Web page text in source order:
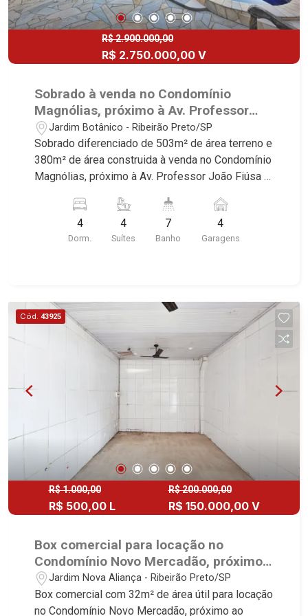
R$ 2.900.000,00
R$ 2.750.000,00 V
Sobrado à venda no Condomínio
Magnólias, próximo à Av. Professor
João Fiúsa - Ribeirão Preto/SP.
Jardim Botânico - Ribeirão Preto/SP
Sobrado diferenciado de 503m² de área terreno e
380m² de área construida à venda no Condomínio
Magnólias, próximo à Av. Professor João Fiúsa -
Conheça as características deste imóvel que a
Martinelli Imobiliária selecionou para você: -
503m² de área terreno e 380m² de área
de serviço planejadas - Despensa - Banheiro
social - Dependência de empregada - Varanda
gourmet com churrasqueira, forno de pizza e
fogão à lenha - Piscina aquecida - Vestiário -
Corredor lateral - Aquecedor solar - 4 vagas
sendo 2 cobertas - Fino acabamento - Alto
mercado imobiliário desde 2000! Avenida João
Fiúsa, 1051 - Alto da Boa Vista | Ribeirão Preto.
4
Dorm.
4
Suítes
7
Banho
4
Garagens
Cód. 43925
R$ 1.000,00
R$ 500,00 L
R$ 200.000,00
R$ 150.000,00 V
Box comercial para locação no
Condomínio Novo Mercadão, próximo
ao Ribeirão Shopping - Ribeirão
Preto/SP.
Jardim Nova Aliança - Ribeirão Preto/SP
Box comercial com 32m² de área útil para locação
no Condomínio Novo Mercadão, próximo ao